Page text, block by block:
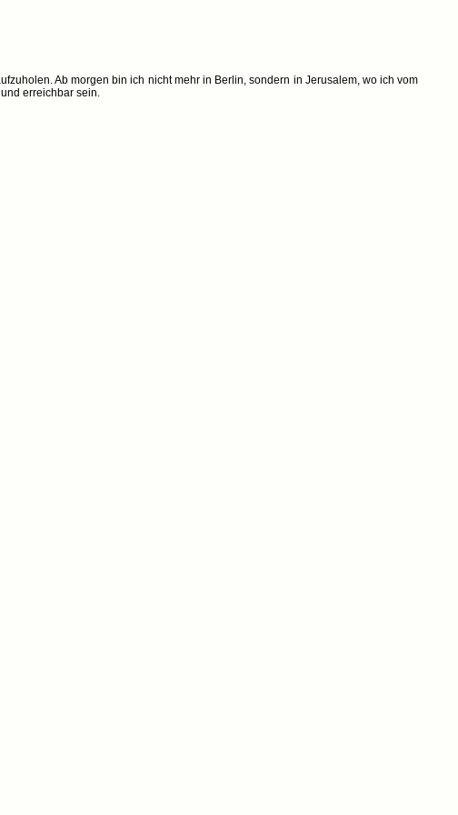
Ab morgen bin ich nicht mehr in Berlin, sondern in Jerusalem, wo ich vom
erreichbar sein.